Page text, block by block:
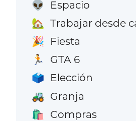
👽 Espacio
🏡 Trabajar desde
🎉 Fiesta
🏃 GTA 6
🗳️ Elección
🚜 Granja
🛍️ Compras